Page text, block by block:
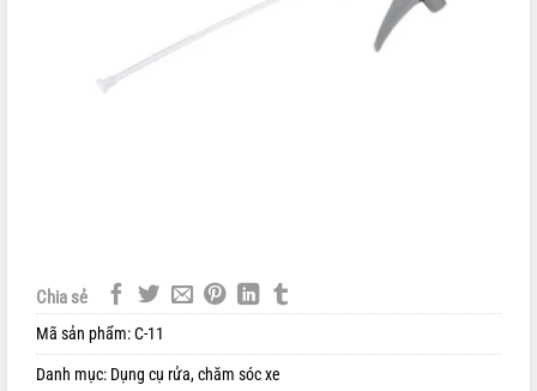
Chia sẻ
Mã sản phẩm:C-11
Danh mục: Dụng cụ rửa, chăm sóc xe